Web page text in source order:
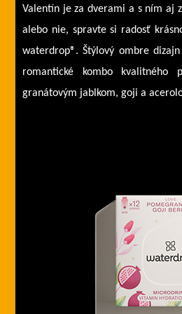
Valentín je za dverami a s ním aj
alebo nie, spravte si radosť
waterdrop®. Štýlový ombre
romantické kombo kvalitného
granátovým jablkom, goji a